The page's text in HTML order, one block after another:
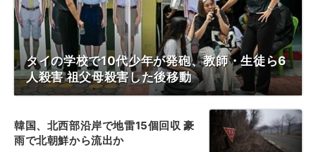
タイの学校で10代少年が発砲、教師・生徒ら6
人殺害 祖父母殺害した後移動
韓国、北西部沿岸で地雷15個回収 豪
雨で北朝鮮から流出か